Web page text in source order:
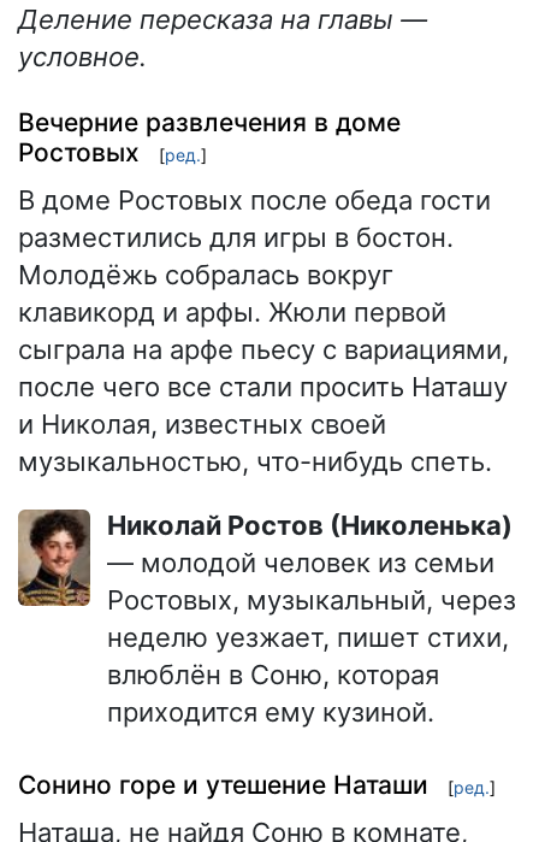
Деление пересказа на главы —
условное.
Вечерние развлечения в доме
Ростовых
[ред.]
В доме Ростовых после обеда гости
разместились для игры в бостон.
Молодёжь собралась вокруг
клавикорд и арфы. Жюли первой
сыграла на арфе пьесу с вариациями,
после чего все стали просить Наташу
и Николая, известных своей
музыкальностью, что-нибудь спеть.
Николай Ростов (Николенька)
— молодой человек из семьи
Ростовых, музыкальный, через
неделю уезжает, пишет стихи,
влюблён в Соню, которая
приходится ему кузиной.
Сонино горе и утешение Наташи [ред.]
Наташа, не найдя Соню в комнате,